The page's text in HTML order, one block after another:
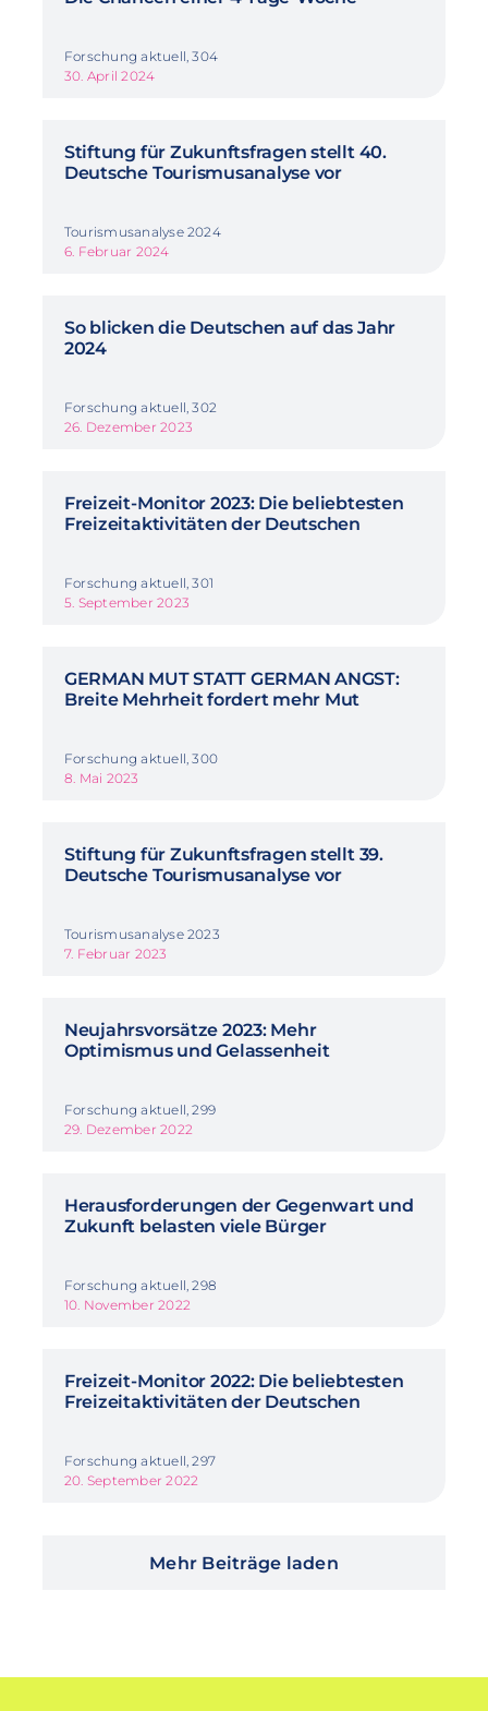
Forschung aktuell, 304
30. April 2024
Stiftung für Zukunftsfragen stellt 40.
Deutsche Tourismusanalyse vor
Tourismusanalyse 2024
6. Februar 2024
So blicken die Deutschen auf das Jahr
2024
Forschung aktuell, 302
26. Dezember 2023
Freizeit-Monitor 2023: Die beliebtesten
Freizeitaktivitäten der Deutschen
Forschung aktuell, 301
5. September 2023
GERMAN MUT STATT GERMAN ANGST:
Breite Mehrheit fordert mehr Mut
Forschung aktuell, 300
8. Mai 2023
Stiftung für Zukunftsfragen stellt 39.
Deutsche Tourismusanalyse vor
Tourismusanalyse 2023
7. Februar 2023
Neujahrsvorsätze 2023: Mehr
Optimismus und Gelassenheit
Forschung aktuell, 299
29. Dezember 2022
Herausforderungen der Gegenwart und
Zukunft belasten viele Bürger
Forschung aktuell, 298
10. November 2022
Freizeit-Monitor 2022: Die beliebtesten
Freizeitaktivitäten der Deutschen
Forschung aktuell, 297
20. September 2022
Mehr Beiträge laden